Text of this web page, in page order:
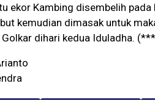
ekor Kambing disembelih
kemudian dimasak untuk
Golkar dihari kedua Iduladha.